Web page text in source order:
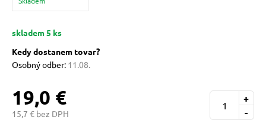
mačky
mačky
skladem 5 ks
Kedy dostanem tovar?
Osobný odber: 11.08.
19,0 €
15,7 € bez DPH -
+